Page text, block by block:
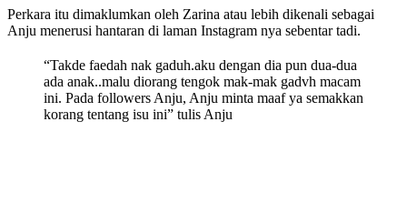
Perkara itu dimaklumkan oleh Zarina atau lebih dikenali sebagai
Anju menerusi hantaran di laman Instagram nya sebentar tadi.
“Takde faedah nak gaduh.aku dengan dia pun dua-dua
ada anak..malu diorang tengok mak-mak gadvh macam
ini. Pada followers Anju, Anju minta maaf ya semakkan
korang tentang isu ini” tulis Anju